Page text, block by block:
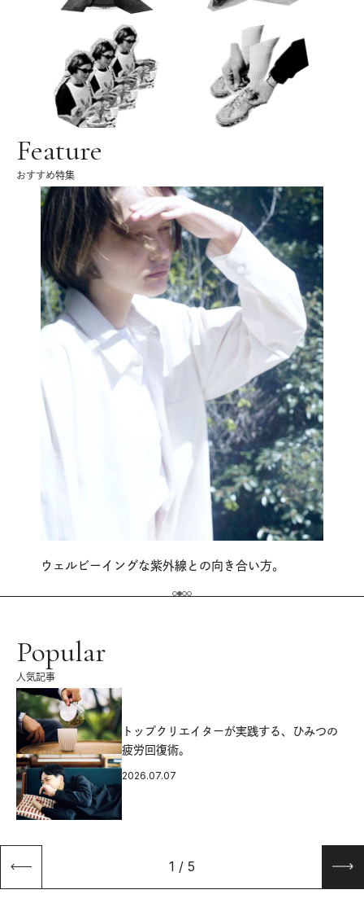
Feature
おすすめ特集
ウェルビーイングな紫外線との向き合い方。
Popular
人気記事
トップクリエイターが実践する、ひみつの
疲労回復術。
2026.07.07
1 / 5